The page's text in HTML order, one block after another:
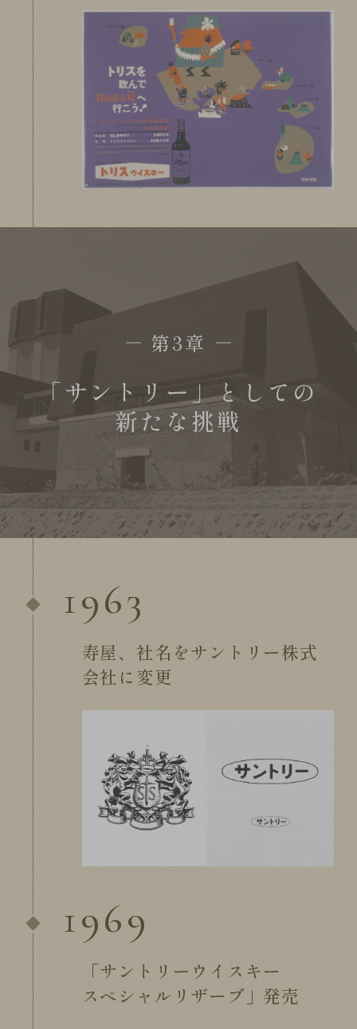
第3章
「サントリー」としての
新たな挑戦
1963
寿屋、社名をサントリー株式
会社に変更
1969
「サントリーウイスキー
スペシャルリザーブ」発売